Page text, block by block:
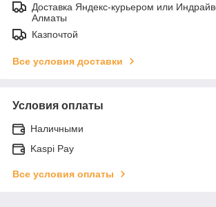
Доставка Яндекс-курьером или
Алматы
Казпочтой
Все условия доставки
Условия оплаты
Наличными
Kaspi Pay
Все условия оплаты